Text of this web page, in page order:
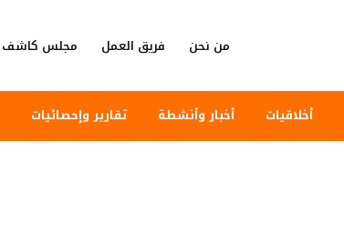
من نحن فريق العمل مجلس كاشف
أخلاقيات أخبار وأنشطة تقارير وإحصائيات